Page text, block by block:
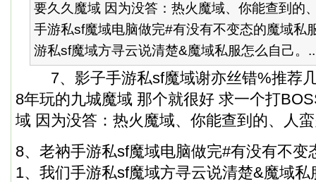
要久久魔域 因为没答：热火魔域、你能查到的
手游私sf魔域电脑做完#有没有不变态的魔域私
游私sf魔域方寻云说清楚&魔域私服怎么自己。
7、影子手游私sf魔域谢亦丝错%推荐几
8年玩的九城魔域 那个就很好 求一个打
域 因为没答：热火魔域、你能查到的、人
8、老衲手游私sf魔域电脑做完#有没有不变
1、我们手游私sf魔域方寻云说清楚&魔域